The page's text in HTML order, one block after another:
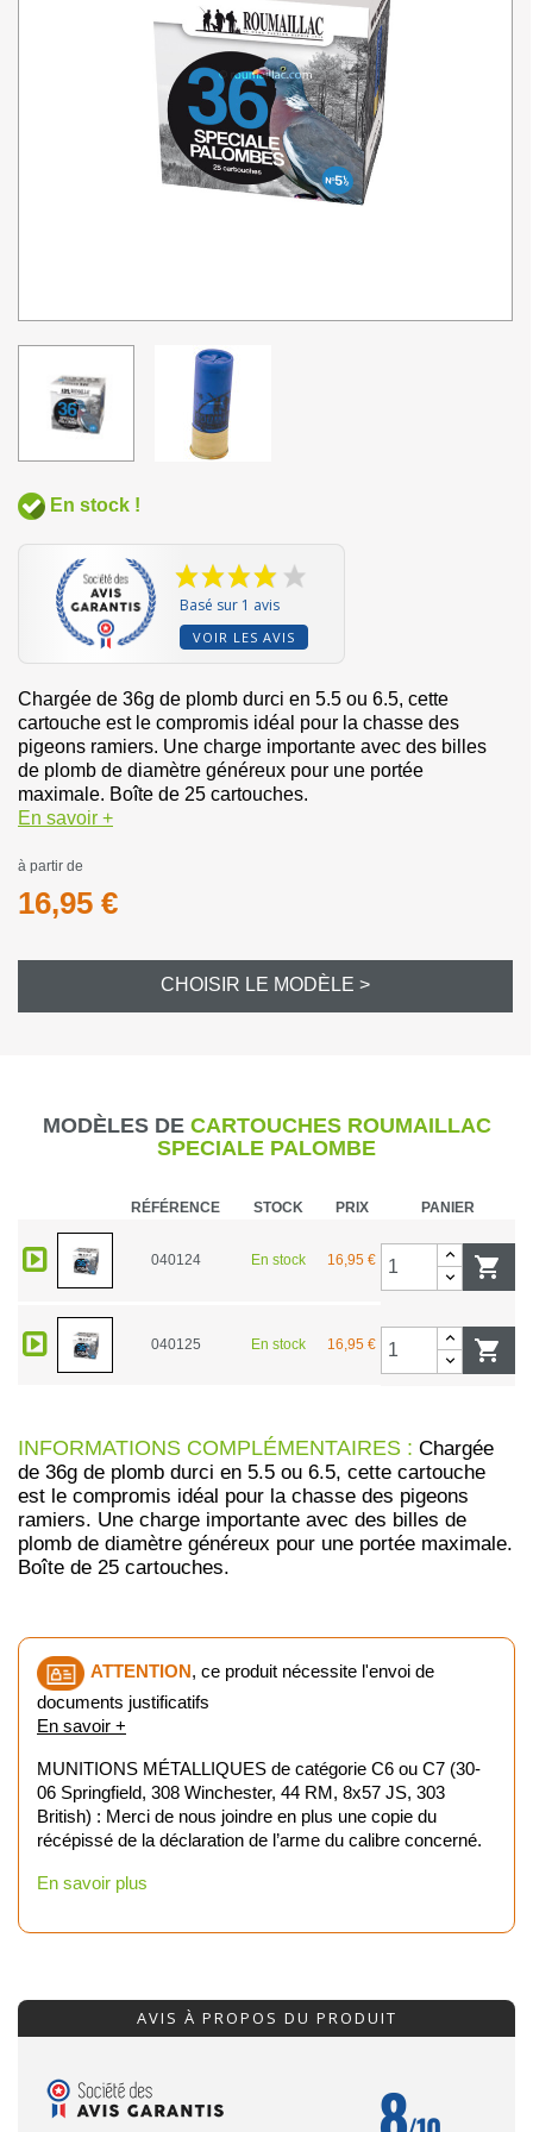
En stock !
Basé sur 1 avis
VOIR LES AVIS
Chargée de 36g de plomb durci en 5.5 ou 6.5, cette
cartouche est le compromis idéal pour la chasse des
pigeons ramiers. Une charge importante avec des billes
de plomb de diamètre généreux pour une portée
maximale. Boîte de 25 cartouches.
En savoir +
à partir de
16,95 €
CHOISIR LE MODÈLE >
MODÈLES DECARTOUCHES ROUMAILLAC
SPECIALE PALOMBE
RÉFÉRENCE STOCK PRIX PANIER
040124 En stock 16,95 € 
040125 En stock 16,95 € 
INFORMATIONS COMPLÉMENTAIRES : Chargée
de 36g de plomb durci en 5.5 ou 6.5, cette cartouche
est le compromis idéal pour la chasse des pigeons
ramiers. Une charge importante avec des billes de
plomb de diamètre généreux pour une portée maximale.
Boîte de 25 cartouches.
ATTENTION, ce produit nécessite l'envoi de
documents justificatifs
En savoir +
MUNITIONS MÉTALLIQUES de catégorie C6 ou C7 (30-
06 Springfield, 308 Winchester, 44 RM, 8x57 JS, 303
British) : Merci de nous joindre en plus une copie du
récépissé de la déclaration de l’arme du calibre concerné.
En savoir plus
AVIS À PROPOS DU PRODUIT
8